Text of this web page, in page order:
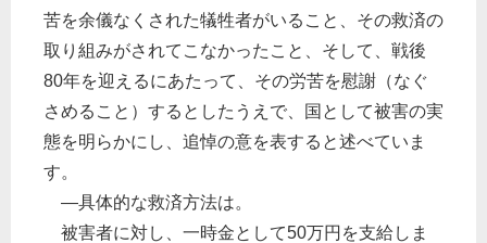
苦を余儀なくされた犠牲者がいること、その救済の
取り組みがされてこなかったこと、そして、戦後
80年を迎えるにあたって、その労苦を慰謝（なぐ
さめること）するとしたうえで、国として被害の実
態を明らかにし、追悼の意を表すると述べていま
す。
―具体的な救済方法は。
被害者に対し、一時金として50万円を支給しま